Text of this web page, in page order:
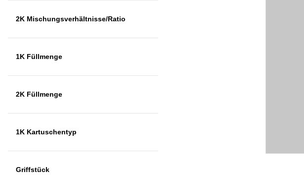
2K Mischungsverhältnisse/Ratio
1K Füllmenge
2K Füllmenge
1K Kartuschentyp
Griffstück